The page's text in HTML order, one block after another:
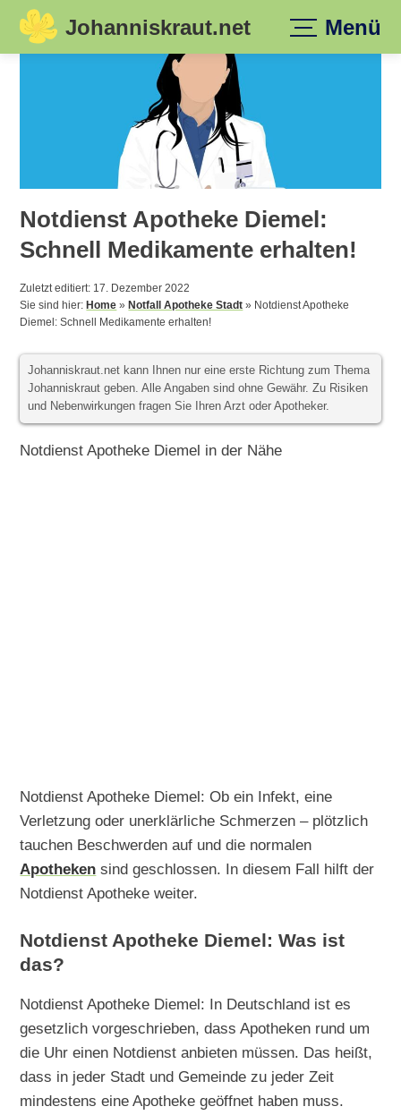
Skip
Johanniskraut.net Menü
Notdienst Apotheke Diemel:
Schnell Medikamente erhalten!
Zuletzt editiert: 17. Dezember 2022
Sie sind hier:Home »Notfall Apotheke Stadt » Notdienst Apotheke
Diemel: Schnell Medikamente erhalten!
Johanniskraut.net kann Ihnen nur eine erste Richtung zum Thema
Johanniskraut geben. Alle Angaben sind ohne Gewähr. Zu Risiken
und Nebenwirkungen fragen Sie Ihren Arzt oder Apotheker.
Notdienst Apotheke Diemel in der Nähe
Notdienst Apotheke Diemel: Ob ein Infekt, eine
Verletzung oder unerklärliche Schmerzen – plötzlich
tauchen Beschwerden auf und die normalen
Apotheken sind geschlossen. In diesem Fall hilft der
Notdienst Apotheke weiter.
Notdienst Apotheke Diemel: Was ist
das?
Notdienst Apotheke Diemel: In Deutschland ist es
gesetzlich vorgeschrieben, dass Apotheken rund um
die Uhr einen Notdienst anbieten müssen. Das heißt,
dass in jeder Stadt und Gemeinde zu jeder Zeit
mindestens eine Apotheke geöffnet haben muss.